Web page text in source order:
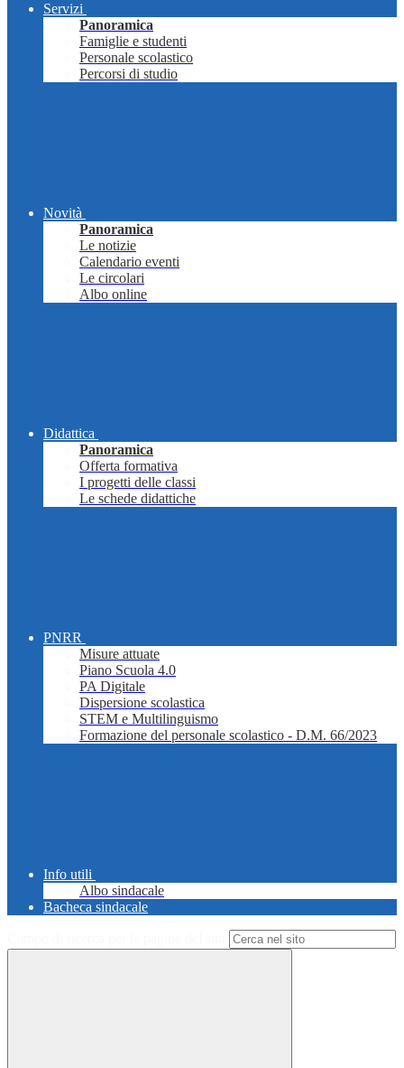
Servizi
Panoramica
Famiglie e studenti
Personale scolastico
Percorsi di studio
Novità
Panoramica
Le notizie
Calendario eventi
Le circolari
Albo online
Didattica
Panoramica
Offerta formativa
I progetti delle classi
Le schede didattiche
PNRR
Misure attuate
Piano Scuola 4.0
PA Digitale
Dispersione scolastica
STEM e Multilinguismo
Formazione del personale scolastico - D.M. 66/2023
Info utili
Albo sindacale
Bacheca sindacale